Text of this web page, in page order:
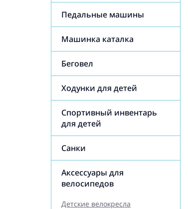
Педальные машины
Машинка каталка
Беговел
Ходунки для детей
Спортивный инвентарь
для детей
Санки
Аксессуары для
велосипедов
Детские велокресла